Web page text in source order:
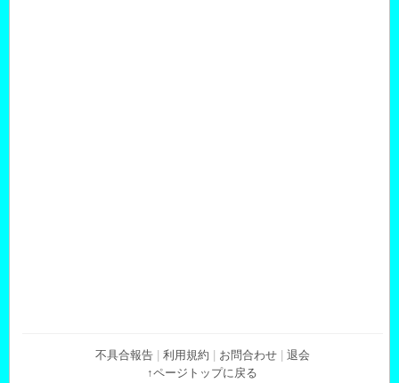
不具合報告 利用規約 お問合わせ
退会
↑ページトップに戻る